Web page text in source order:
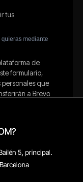
5, principal.